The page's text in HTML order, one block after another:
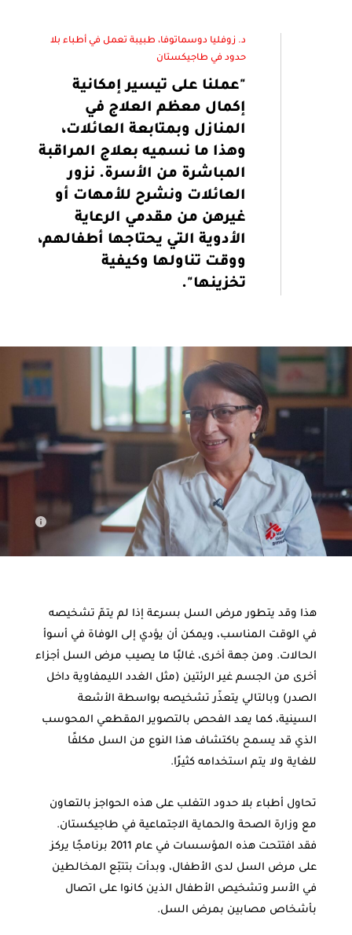
د. زوفليا دوسماتوفا، طبيبة تعمل في أطباء بلا
حدود في طاجيكستان
"عملنا على تيسير إمكانية
إكمال معظم العلاج في
المنازل وبمتابعة العائلات،
وهذا ما نسميه بعلاج المراقبة
المباشرة من الأسرة. نزور
العائلات ونشرح للأمهات أو
غيرهن من مقدمي الرعاية
الأدوية التي يحتاجها أطفالهم،
ووقت تناولها وكيفية
تخزينها".
ناحية العلاج ورعاية المرضى. وأنا الآن على يقين بأنّ إجراء تتبع المخالطين وعلاج
الأطفال في المنزل يحظيان بأهمية كبيرة".
© JASŇA RIEGEROVÁ/MSF
هذا وقد يتطور مرض السل بسرعة إذا لم يتمّ تشخيصه
في الوقت المناسب، ويمكن أن يؤدي إلى الوفاة في أسوأ
الحالات. ومن جهة أخرى، غالبًا ما يصيب مرض السل أجزاء
أخرى من الجسم غير الرئتين (مثل الغدد الليمفاوية داخل
الصدر) وبالتالي يتعذّر تشخيصه بواسطة الأشعة
السينية، كما يعد الفحص بالتصوير المقطعي المحوسب
الذي قد يسمح باكتشاف هذا النوع من السل مكلفًا
للغاية ولا يتم استخدامه كثيرًا.
تحاول أطباء بلا حدود التغلب على هذه الحواجز بالتعاون
مع وزارة الصحة والحماية الاجتماعية في طاجيكستان.
فقد افتتحت هذه المؤسسات في عام 2011 برنامجًا يركز
على مرض السل لدى الأطفال، وبدأت بتتبّع المخالطين
في الأسر وتشخيص الأطفال الذين كانوا على اتصال
بأشخاص مصابين بمرض السل.